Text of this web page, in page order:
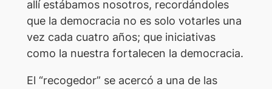
allí estábamos nosotros, recordándoles
que la democracia no es solo votarles una
vez cada cuatro años; que iniciativas
como la nuestra fortalecen la democracia.
El “recogedor” se acercó a una de las